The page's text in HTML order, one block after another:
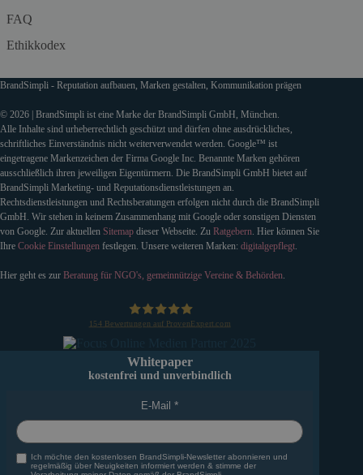
FAQ
Ethikkodex
BrandSimpli - Reputation aufbauen, Marken gestalten, Kommunikation prägen
© 2026 | BrandSimpli ist eine Marke der BrandSimpli GmbH, München.
Alle Inhalte sind urheberrechtlich geschützt und dürfen ohne ausdrückliches,
schriftliches Einverständnis nicht weiterverwendet werden. Google™ ist
eingetragene Markenzeichen der Firma Google Inc. Benannte Marken gehören
ausschließlich ihren jeweiligen Eigentürmern. Die BrandSimpli GmbH bietet auf
BrandSimpli Marketing- und Reputationsdienstleistungen an.
Rechtsdienstleistungen und Rechtsberatungen erfolgen nicht durch die BrandSimpli
GmbH. Wir stehen in keinem Zusammenhang mit Google oder sonstigen Diensten
von Google. Zur aktuellen Sitemap dieser Webseite. Zu Ratgebern . Hier können Sie
Ihre Cookie Einstellungen festlegen. Unsere weiteren Marken: digitalgepflegt
Hier geht es zur Beratung für NGO's, gemeinnützige Vereine & Behörden
154 Bewertungen auf ProvenExpert.com
Whitepaper
kostenfrei und unverbindlich
E-Mail
Ich möchte den kostenlosen BrandSimpli-Newsletter abonnieren und
regelmäßig über Neuigkeiten informiert werden & stimme der